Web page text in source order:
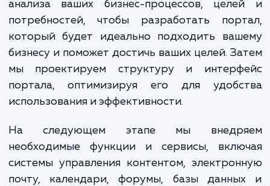
преимущество.
Наши специалисты обладают широким
и глубокими знаниями в области
корпоративных порталов. Мы
анализа ваших бизнес-процессов,
потребностей, чтобы разработать